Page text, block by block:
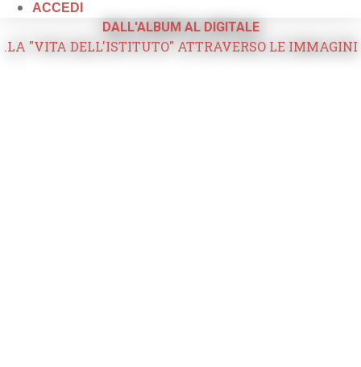
ACCEDI
DALL'ALBUM AL DIGITALE
.LA "VITA DELL'ISTITUTO" ATTRAVERSO LE IMMAGINI